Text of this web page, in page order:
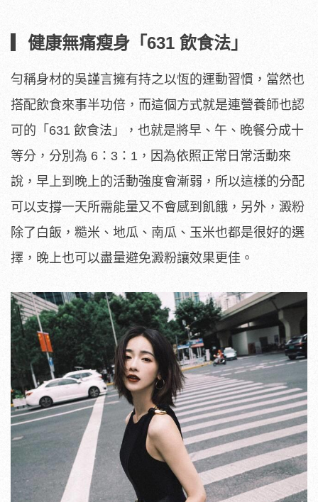
▎健康無痛瘦身「631 飲食法」
勻稱身材的吳謹言擁有持之以恆的運動習慣，當然也
搭配飲食來事半功倍，而這個方式就是連營養師也認
可的「631 飲食法」，也就是將早、午、晚餐分成十
等分，分別為 6：3：1，因為依照正常日常活動來
說，早上到晚上的活動強度會漸弱，所以這樣的分配
可以支撐一天所需能量又不會感到飢餓，另外，澱粉
除了白飯，糙米、地瓜、南瓜、玉米也都是很好的選
擇，晚上也可以盡量避免澱粉讓效果更佳。